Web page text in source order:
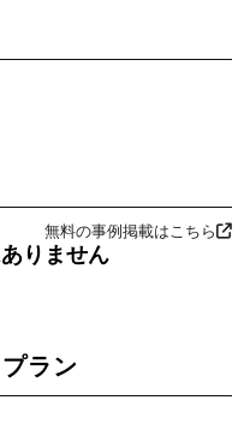
無料の事例掲載はこちら
りません
ラン